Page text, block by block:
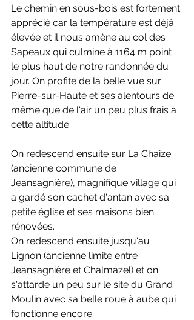
Le chemin en sous-bois est fortement
apprécié car la température est déjà
élevée et il nous amène au col des
Sapeaux qui culmine à 1164 m point
le plus haut de notre randonnée du
jour. On profite de la belle vue sur
Pierre-sur-Haute et ses alentours de
même que de l'air un peu plus frais à
cette altitude.
On redescend ensuite sur La Chaize
(ancienne commune de
Jeansagnière), magnifique village qui
a gardé son cachet d'antan avec sa
petite église et ses maisons bien
rénovées.
On redescend ensuite jusqu'au
Lignon (ancienne limite entre
Jeansagnière et Chalmazel) et on
s'attarde un peu sur le site du Grand
Moulin avec sa belle roue à aube qui
fonctionne encore.